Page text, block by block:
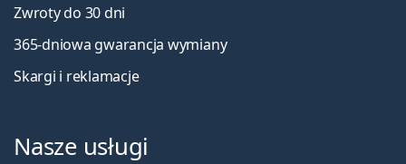
Zwroty do 30 dni
365-dniowa gwarancja wymiany
Skargi i reklamacje
Nasze usługi